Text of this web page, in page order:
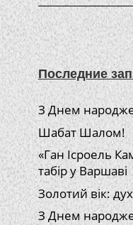
Последние
З Днем
Шабат Шалом!
«Ган Ісроель
табір у Варшаві
Золотий вік:
З Днем